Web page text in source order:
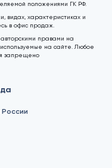
положениями ГК РФ.
видах, характеристиках и
в офис продаж.
правами на
на сайте. Любое
запрещено
России